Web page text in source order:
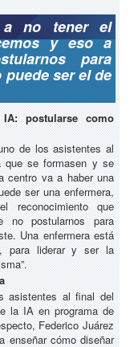
a no tener el
y eso a
para
ser el de
postularse como
de los asistentes al
que se formasen y se
centro va a haber una
ser una enfermera,
reconocimiento que
postularnos para
Una enfermera está
para liderar y ser la
asistentes al final del
la IA en programa de
Federico Juárez
enseñar cómo diseñar